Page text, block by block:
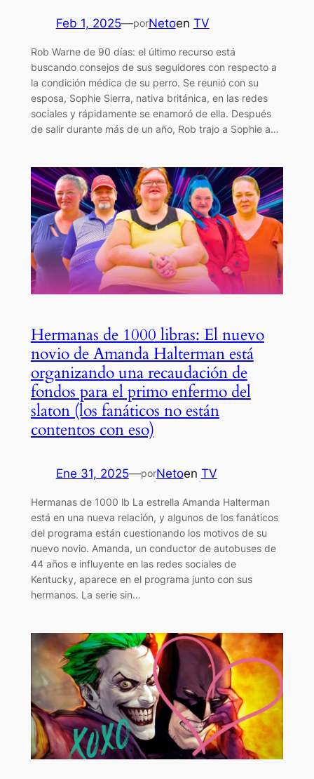
Feb 1, 2025—porNetoen TV
Rob Warne de 90 días: el último recurso está
buscando consejos de sus seguidores con respecto a
la condición médica de su perro. Se reunió con su
esposa, Sophie Sierra, nativa británica, en las redes
sociales y rápidamente se enamoró de ella. Después
de salir durante más de un año, Rob trajo a Sophie a…
Hermanas de 1000 libras: El nuevo
novio de Amanda Halterman está
organizando una recaudación de
fondos para el primo enfermo del
slaton (los fanáticos no están
contentos con eso)
Ene 31, 2025—porNetoen TV
Hermanas de 1000 lb La estrella Amanda Halterman
está en una nueva relación, y algunos de los fanáticos
del programa están cuestionando los motivos de su
nuevo novio. Amanda, un conductor de autobuses de
44 años e influyente en las redes sociales de
Kentucky, aparece en el programa junto con sus
hermanos. La serie sin…